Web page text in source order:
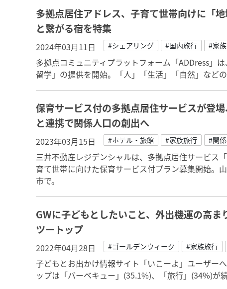
多拠点居住アドレス、子育て世帯向けに「
と繋がる宿を特集
2024年03月11日 #シェアリング #国内旅行 #家
多拠点コミュニティプラットフォーム「ADDress」
留学」の提供を開始。「人」「生活」「自然」など
保育サービス付の多拠点居住サービスが登
と連携で関係人口の創出へ
2023年03月15日 #ホテル・旅館 #家族旅行 #関
三井不動産レジデンシャルは、多拠点居住サービス
育て世帯に向けた保育サービス付プラン募集開始。
市で。
GWに子どもとしたいこと、外出機運の高
ツートップ
2022年04月28日 #ゴールデンウィーク #家族旅行
子どもとお出かけ情報サイト「いこーよ」ユーザー
ップは「バーベキュー」(35.1%)、「旅行」(34%)が